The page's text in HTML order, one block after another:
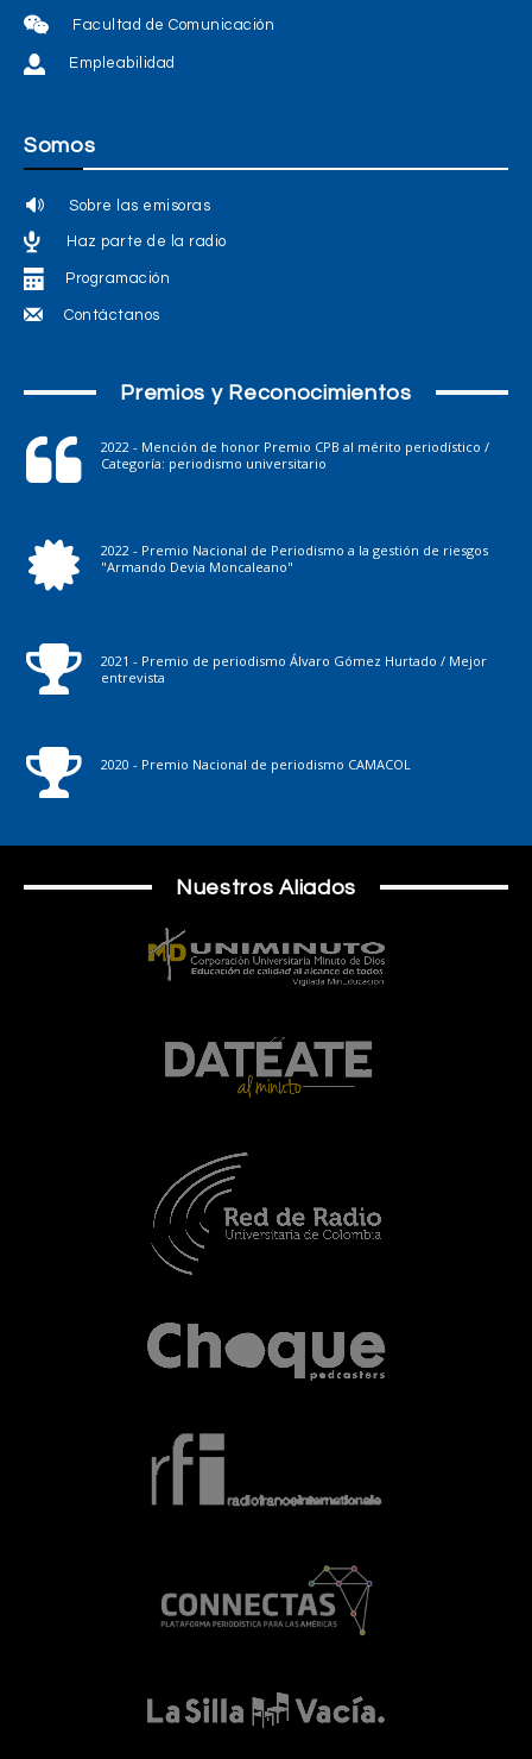
Facultad de Comunicación
Empleabilidad
Somos
Sobre las emisoras
Haz parte de la radio
Programación
Contáctanos
Premios y Reconocimientos
2022 - Mención de honor Premio CPB al mérito periodístico /
Categoría: periodismo universitario
2022 - Premio Nacional de Periodismo a la gestión de riesgos
"Armando Devia Moncaleano"
2021 - Premio de periodismo Álvaro Gómez Hurtado / Mejor
entrevista
2020 - Premio Nacional de periodismo CAMACOL
Nuestros Aliados